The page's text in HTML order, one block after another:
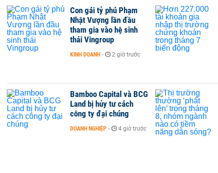
Con gái tỷ phú Phạm
Nhật Vượng lần đầu
tham gia vào hệ sinh
thái Vingroup
KINH DOANH - 2 giờ trước
Bamboo Capital và BCG
Land bị hủy tư cách
công ty đại chúng
DOANH NGHIỆP - 4 giờ trước